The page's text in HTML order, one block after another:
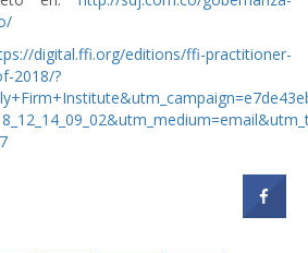
digital.ffi.org/editions/ffi-practitioner-
2018/?